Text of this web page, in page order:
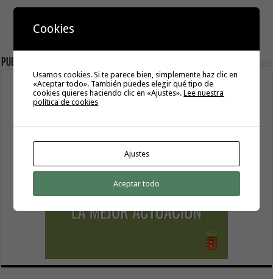
Publicidad
Cookies
Usamos cookies. Si te parece bien, simplemente haz clic en
«Aceptar todo». También puedes elegir qué tipo de
cookies quieres haciendo clic en «Ajustes».Lee nuestra
política de cookies
Ajustes
Aceptar todo